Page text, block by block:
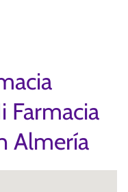
Farmacia
Almería